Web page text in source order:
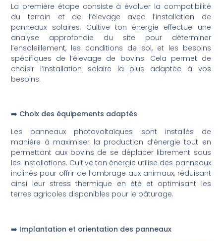
La première étape consiste à évaluer la compatibilité
du terrain et de l’élevage avec l’installation de
panneaux solaires. Cultive ton énergie effectue une
analyse approfondie du site pour déterminer
l’ensoleillement, les conditions de sol, et les besoins
spécifiques de l’élevage de bovins. Cela permet de
choisir l’installation solaire la plus adaptée à vos
besoins.
➡️ Choix des équipements adaptés
Les panneaux photovoltaïques sont installés de
manière à maximiser la production d’énergie tout en
permettant aux bovins de se déplacer librement sous
les installations. Cultive ton énergie utilise des panneaux
inclinés pour offrir de l’ombrage aux animaux, réduisant
ainsi leur stress thermique en été et optimisant les
terres agricoles disponibles pour le pâturage.
➡️ Implantation et orientation des panneaux